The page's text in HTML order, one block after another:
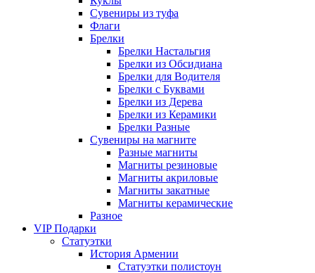
Сувениры из туфа
Флаги
Брелки
Брелки Настальгия
Брелки из Обсидиана
Брелки для Водителя
Брелки с Буквами
Брелки из Дерева
Брелки из Керамики
Брелки Разные
Сувениры на магните
Разные магниты
Магниты резиновые
Магниты акриловые
Магниты закатные
Магниты керамические
Разное
VIP Подарки
Статуэтки
История Армении
Статуэтки полистоун